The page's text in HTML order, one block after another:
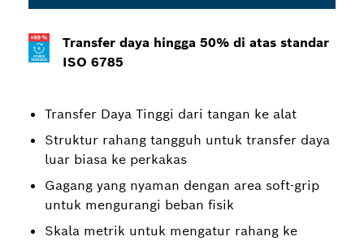
Transfer daya hingga 50% di atas standar
ISO 6785
Transfer Daya Tinggi dari tangan ke alat
Struktur rahang tangguh untuk transfer daya
luar biasa ke perkakas
Gagang yang nyaman dengan area soft-grip
untuk mengurangi beban fisik
Skala metrik untuk mengatur rahang ke